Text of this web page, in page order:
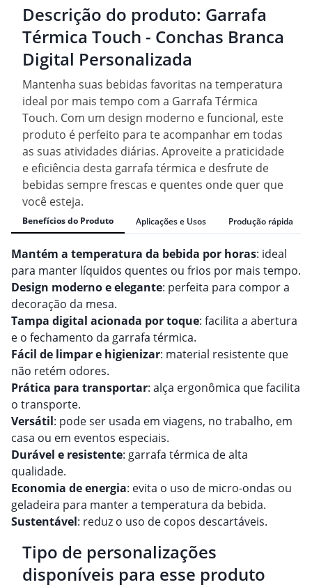
Descrição do produto: Garrafa
Térmica Touch - Conchas Branca
Digital Personalizada
Mantenha suas bebidas favoritas na temperatura
ideal por mais tempo com a Garrafa Térmica
Touch. Com um design moderno e funcional, este
produto é perfeito para te acompanhar em todas
as suas atividades diárias. Aproveite a praticidade
e eficiência desta garrafa térmica e desfrute de
bebidas sempre frescas e quentes onde quer que
você esteja.
Benefícios do Produto Aplicações e Usos Produção rápida
Mantém a temperatura da bebida por horas: ideal
para manter líquidos quentes ou frios por mais tempo.
Design moderno e elegante: perfeita para compor a
decoração da mesa.
Tampa digital acionada por toque: facilita a abertura
e o fechamento da garrafa térmica.
Fácil de limpar e higienizar: material resistente que
não retém odores.
Prática para transportar: alça ergonômica que facilita
o transporte.
Versátil: pode ser usada em viagens, no trabalho, em
casa ou em eventos especiais.
Durável e resistente: garrafa térmica de alta
qualidade.
Economia de energia: evita o uso de micro-ondas ou
geladeira para manter a temperatura da bebida.
Sustentável: reduz o uso de copos descartáveis.
Tipo de personalizações
disponíveis para esse produto